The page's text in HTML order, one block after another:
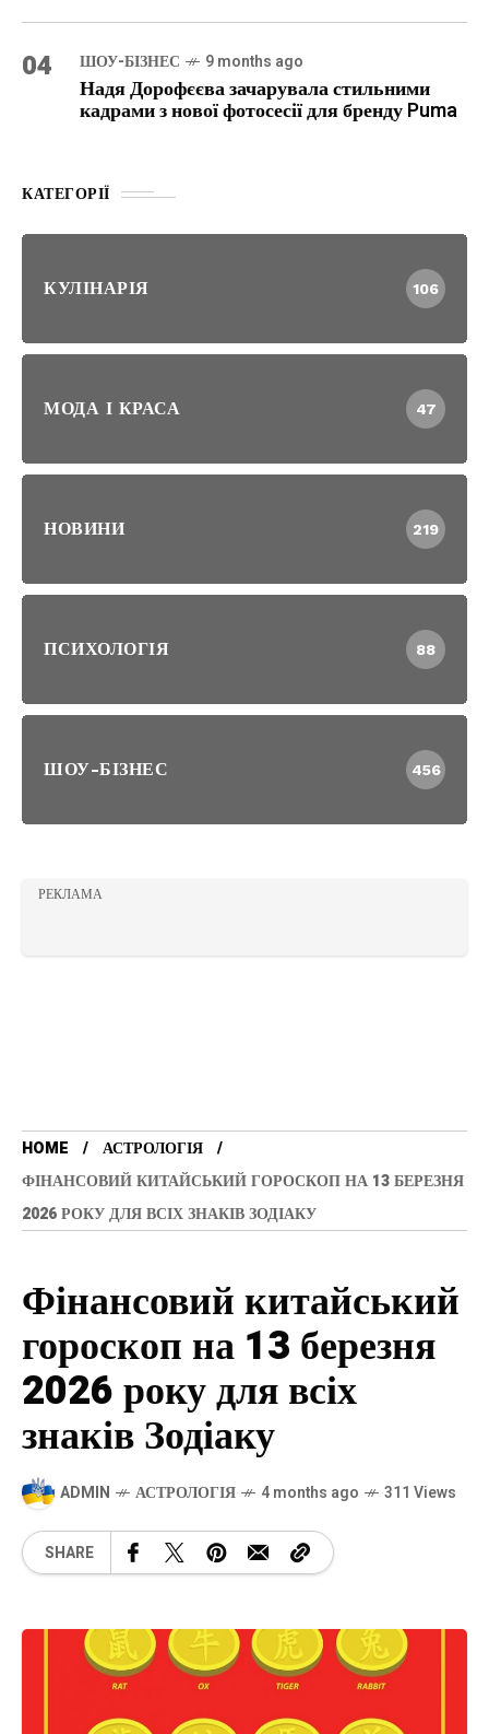
04 ШОУ-БІЗНЕС 9 months ago
Надя Дорофєєва зачарувала стильними
кадрами з нової фотосесії для бренду Puma
КАТЕГОРІЇ
КУЛІНАРІЯ 106
МОДА І КРАСА 47
НОВИНИ 219
ПСИХОЛОГІЯ 88
ШОУ-БІЗНЕС 456
РЕКЛАМА
HOME
АСТРОЛОГІЯ
ФІНАНСОВИЙ КИТАЙСЬКИЙ ГОРОСКОП НА 13 БЕРЕЗНЯ
2026 РОКУ ДЛЯ ВСІХ ЗНАКІВ ЗОДІАКУ
Фінансовий китайський
гороскоп на 13 березня
2026 року для всіх
знаків Зодіаку
ADMIN АСТРОЛОГІЯ 4 months ago 311 Views
SHARE